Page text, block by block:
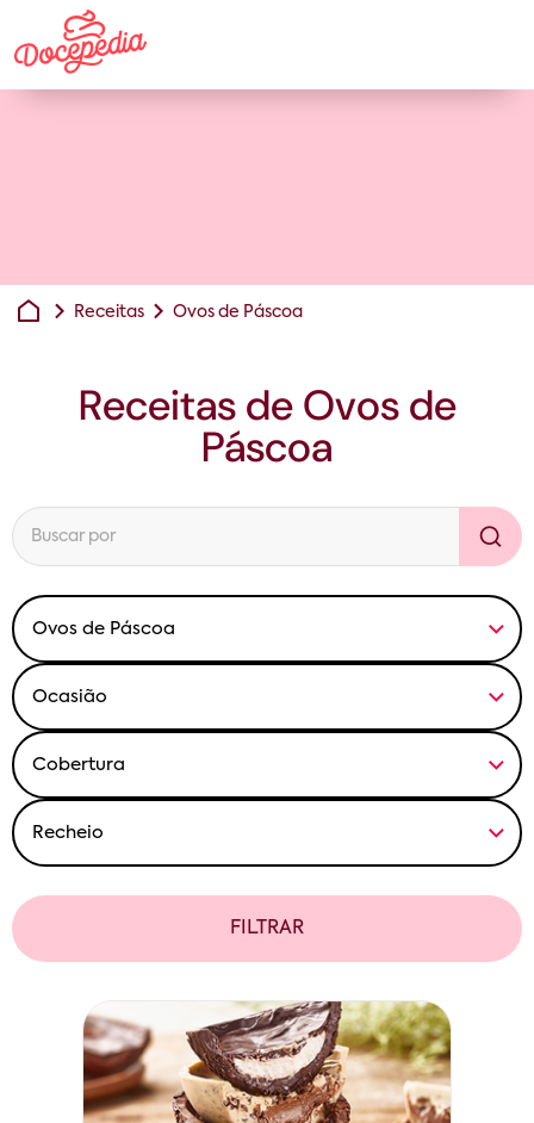
Receitas Ovos de Páscoa
Receitas deOvos de
Páscoa
FILTRAR